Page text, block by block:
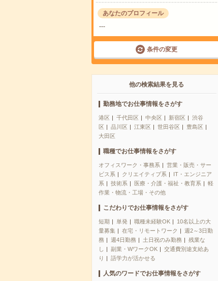
あなたのプロフィール
---
条件の変更
他の検索結果を見る
勤務地でお仕事情報をさがす
港区 千代田区 中央区 新宿区
渋谷
区
品川区 江東区 世田谷区
豊島区
大田区
職種でお仕事情報をさがす
オフィスワーク・事務系
営業・販売・サー
ビス系
クリエイティブ系
IT・エンジニア
系
技術系 医療・介護・福祉・教育系
軽
作業・物流・工場・その他
こだわりでお仕事情報をさがす
短期 単発 職種未経験OK
10名以上の大
量募集
在宅・リモートワーク
週2～3日勤
務
週4日勤務 土日祝のみ勤務
残業な
し
副業・WワークOK
交通費別途支給あ
り
語学力が活かせる
人気のワードでお仕事情報をさがす